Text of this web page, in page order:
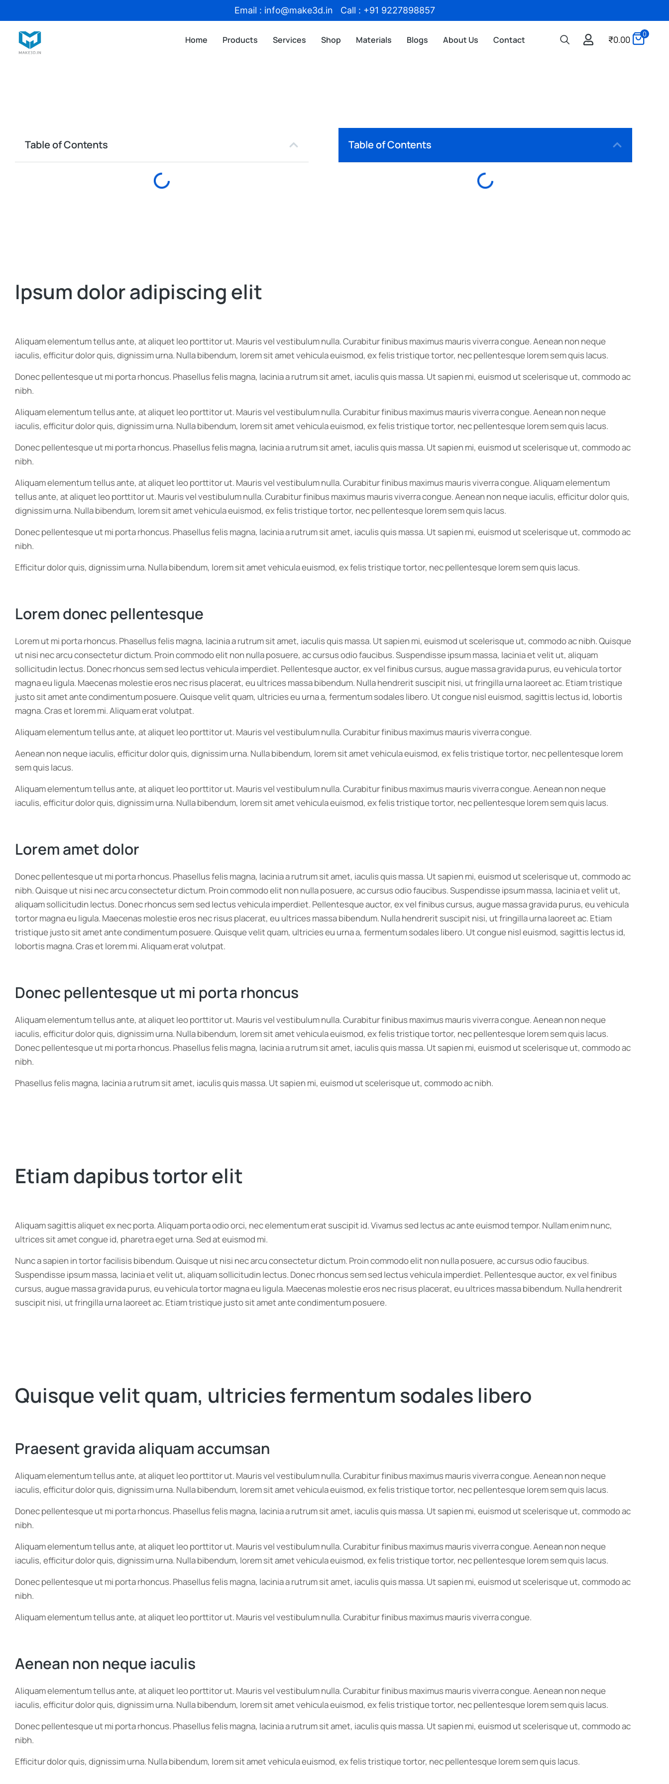
Email : info@make3d.in Call : +91 9227898857
Home Products Services Shop Materials Blogs About Us Contact ₹0.00 0
Table of Contents Table of Contents
Ipsum dolor adipiscing elit
Aliquam elementum tellus ante, at aliquet leo porttitor ut. Mauris vel vestibulum nulla. Curabitur finibus maximus mauris viverra congue. Aenean non neque
iaculis, efficitur dolor quis, dignissim urna. Nulla bibendum, lorem sit amet vehicula euismod, ex felis tristique tortor, nec pellentesque lorem sem quis lacus.
Donec pellentesque ut mi porta rhoncus. Phasellus felis magna, lacinia a rutrum sit amet, iaculis quis massa. Ut sapien mi, euismod ut scelerisque ut, commodo ac
nibh.
Aliquam elementum tellus ante, at aliquet leo porttitor ut. Mauris vel vestibulum nulla. Curabitur finibus maximus mauris viverra congue. Aenean non neque
iaculis, efficitur dolor quis, dignissim urna. Nulla bibendum, lorem sit amet vehicula euismod, ex felis tristique tortor, nec pellentesque lorem sem quis lacus.
Donec pellentesque ut mi porta rhoncus. Phasellus felis magna, lacinia a rutrum sit amet, iaculis quis massa. Ut sapien mi, euismod ut scelerisque ut, commodo ac
nibh.
Aliquam elementum tellus ante, at aliquet leo porttitor ut. Mauris vel vestibulum nulla. Curabitur finibus maximus mauris viverra congue. Aliquam elementum
tellus ante, at aliquet leo porttitor ut. Mauris vel vestibulum nulla. Curabitur finibus maximus mauris viverra congue. Aenean non neque iaculis, efficitur dolor quis,
dignissim urna. Nulla bibendum, lorem sit amet vehicula euismod, ex felis tristique tortor, nec pellentesque lorem sem quis lacus.
Donec pellentesque ut mi porta rhoncus. Phasellus felis magna, lacinia a rutrum sit amet, iaculis quis massa. Ut sapien mi, euismod ut scelerisque ut, commodo ac
nibh.
Efficitur dolor quis, dignissim urna. Nulla bibendum, lorem sit amet vehicula euismod, ex felis tristique tortor, nec pellentesque lorem sem quis lacus.
Lorem donec pellentesque
Lorem ut mi porta rhoncus. Phasellus felis magna, lacinia a rutrum sit amet, iaculis quis massa. Ut sapien mi, euismod ut scelerisque ut, commodo ac nibh. Quisque
ut nisi nec arcu consectetur dictum. Proin commodo elit non nulla posuere, ac cursus odio faucibus. Suspendisse ipsum massa, lacinia et velit ut, aliquam
sollicitudin lectus. Donec rhoncus sem sed lectus vehicula imperdiet. Pellentesque auctor, ex vel finibus cursus, augue massa gravida purus, eu vehicula tortor
magna eu ligula. Maecenas molestie eros nec risus placerat, eu ultrices massa bibendum. Nulla hendrerit suscipit nisi, ut fringilla urna laoreet ac. Etiam tristique
justo sit amet ante condimentum posuere. Quisque velit quam, ultricies eu urna a, fermentum sodales libero. Ut congue nisl euismod, sagittis lectus id, lobortis
magna. Cras et lorem mi. Aliquam erat volutpat.
Aliquam elementum tellus ante, at aliquet leo porttitor ut. Mauris vel vestibulum nulla. Curabitur finibus maximus mauris viverra congue.
Aenean non neque iaculis, efficitur dolor quis, dignissim urna. Nulla bibendum, lorem sit amet vehicula euismod, ex felis tristique tortor, nec pellentesque lorem
sem quis lacus.
Aliquam elementum tellus ante, at aliquet leo porttitor ut. Mauris vel vestibulum nulla. Curabitur finibus maximus mauris viverra congue. Aenean non neque
iaculis, efficitur dolor quis, dignissim urna. Nulla bibendum, lorem sit amet vehicula euismod, ex felis tristique tortor, nec pellentesque lorem sem quis lacus.
Lorem amet dolor
Donec pellentesque ut mi porta rhoncus. Phasellus felis magna, lacinia a rutrum sit amet, iaculis quis massa. Ut sapien mi, euismod ut scelerisque ut, commodo ac
nibh. Quisque ut nisi nec arcu consectetur dictum. Proin commodo elit non nulla posuere, ac cursus odio faucibus. Suspendisse ipsum massa, lacinia et velit ut,
aliquam sollicitudin lectus. Donec rhoncus sem sed lectus vehicula imperdiet. Pellentesque auctor, ex vel finibus cursus, augue massa gravida purus, eu vehicula
tortor magna eu ligula. Maecenas molestie eros nec risus placerat, eu ultrices massa bibendum. Nulla hendrerit suscipit nisi, ut fringilla urna laoreet ac. Etiam
tristique justo sit amet ante condimentum posuere. Quisque velit quam, ultricies eu urna a, fermentum sodales libero. Ut congue nisl euismod, sagittis lectus id,
lobortis magna. Cras et lorem mi. Aliquam erat volutpat.
Donec pellentesque ut mi porta rhoncus
Aliquam elementum tellus ante, at aliquet leo porttitor ut. Mauris vel vestibulum nulla. Curabitur finibus maximus mauris viverra congue. Aenean non neque
iaculis, efficitur dolor quis, dignissim urna. Nulla bibendum, lorem sit amet vehicula euismod, ex felis tristique tortor, nec pellentesque lorem sem quis lacus.
Donec pellentesque ut mi porta rhoncus. Phasellus felis magna, lacinia a rutrum sit amet, iaculis quis massa. Ut sapien mi, euismod ut scelerisque ut, commodo ac
nibh.
Phasellus felis magna, lacinia a rutrum sit amet, iaculis quis massa. Ut sapien mi, euismod ut scelerisque ut, commodo ac nibh.
Etiam dapibus tortor elit
Aliquam sagittis aliquet ex nec porta. Aliquam porta odio orci, nec elementum erat suscipit id. Vivamus sed lectus ac ante euismod tempor. Nullam enim nunc,
ultrices sit amet congue id, pharetra eget urna. Sed at euismod mi.
Nunc a sapien in tortor facilisis bibendum. Quisque ut nisi nec arcu consectetur dictum. Proin commodo elit non nulla posuere, ac cursus odio faucibus.
Suspendisse ipsum massa, lacinia et velit ut, aliquam sollicitudin lectus. Donec rhoncus sem sed lectus vehicula imperdiet. Pellentesque auctor, ex vel finibus
cursus, augue massa gravida purus, eu vehicula tortor magna eu ligula. Maecenas molestie eros nec risus placerat, eu ultrices massa bibendum. Nulla hendrerit
suscipit nisi, ut fringilla urna laoreet ac. Etiam tristique justo sit amet ante condimentum posuere.
Quisque velit quam, ultricies fermentum sodales libero
Praesent gravida aliquam accumsan
Aliquam elementum tellus ante, at aliquet leo porttitor ut. Mauris vel vestibulum nulla. Curabitur finibus maximus mauris viverra congue. Aenean non neque
iaculis, efficitur dolor quis, dignissim urna. Nulla bibendum, lorem sit amet vehicula euismod, ex felis tristique tortor, nec pellentesque lorem sem quis lacus.
Donec pellentesque ut mi porta rhoncus. Phasellus felis magna, lacinia a rutrum sit amet, iaculis quis massa. Ut sapien mi, euismod ut scelerisque ut, commodo ac
nibh.
Aliquam elementum tellus ante, at aliquet leo porttitor ut. Mauris vel vestibulum nulla. Curabitur finibus maximus mauris viverra congue. Aenean non neque
iaculis, efficitur dolor quis, dignissim urna. Nulla bibendum, lorem sit amet vehicula euismod, ex felis tristique tortor, nec pellentesque lorem sem quis lacus.
Donec pellentesque ut mi porta rhoncus. Phasellus felis magna, lacinia a rutrum sit amet, iaculis quis massa. Ut sapien mi, euismod ut scelerisque ut, commodo ac
nibh.
Aliquam elementum tellus ante, at aliquet leo porttitor ut. Mauris vel vestibulum nulla. Curabitur finibus maximus mauris viverra congue.
Aenean non neque iaculis
Aliquam elementum tellus ante, at aliquet leo porttitor ut. Mauris vel vestibulum nulla. Curabitur finibus maximus mauris viverra congue. Aenean non neque
iaculis, efficitur dolor quis, dignissim urna. Nulla bibendum, lorem sit amet vehicula euismod, ex felis tristique tortor, nec pellentesque lorem sem quis lacus.
Donec pellentesque ut mi porta rhoncus. Phasellus felis magna, lacinia a rutrum sit amet, iaculis quis massa. Ut sapien mi, euismod ut scelerisque ut, commodo ac
nibh.
Efficitur dolor quis, dignissim urna. Nulla bibendum, lorem sit amet vehicula euismod, ex felis tristique tortor, nec pellentesque lorem sem quis lacus.